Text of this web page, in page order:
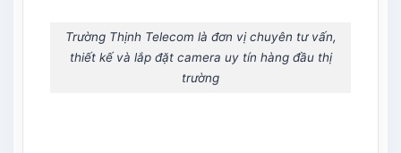
Trường Thịnh Telecom là đơn vị chuyên tư vấn,
thiết kế và lắp đặt camera uy tín hàng đầu thị
trường